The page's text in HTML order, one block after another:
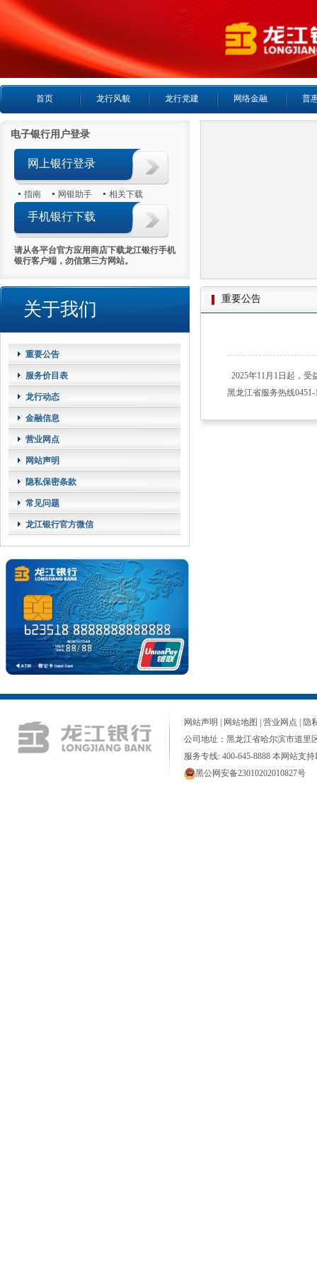
首页 龙行风貌 龙行党建 网络金融 普
电子银行用户登录
网上银行登录
指南 网银助手 相关下载
手机银行下载
请从各平台官方应用商店下载龙江银行手机
银行客户端，勿信第三方网站。
关于我们
重要公告
服务价目表
龙行动态
金融信息
营业网点
网站声明
隐私保密条款
常见问题
龙江银行官方微信
重要公告
2025年11月1日起，受
黑龙江省服务热线
网站声明 | 网站地图 | 营业网点 | 隐
公司地址：黑龙江省哈尔滨市道里
服务专线: 400-645-8888 本网站支持
黑公网安备23010202010827号